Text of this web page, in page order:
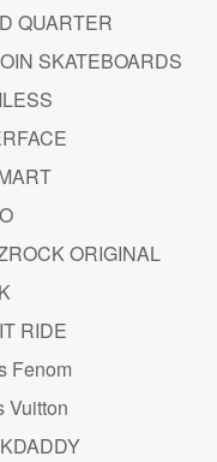
QUARTER
SKATEBOARDS
ORIGINAL
RIDE
Fenom
Vuitton